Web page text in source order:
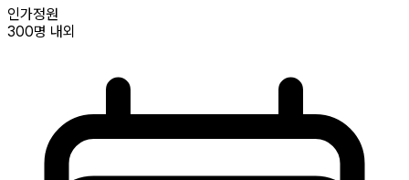
인가정원
300명 내외